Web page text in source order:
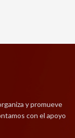
y promueve
con el apoyo